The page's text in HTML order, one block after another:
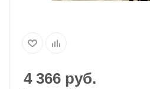
4 366 руб.